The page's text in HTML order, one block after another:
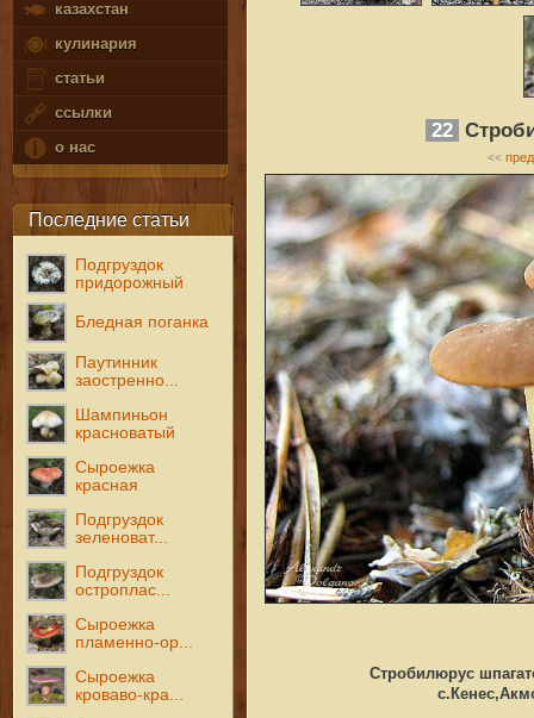
казахстан
кулинария
статьи
ссылки
о нас
Последние статьи
Подгруздок
придорожный
Бледная поганка
Паутинник
заостренно...
Шампиньон
красноватый
Сыроежка
красная
Подгруздок
зеленоват...
Подгруздок
остроплас...
Сыроежка
пламенно-ор...
Сыроежка
кроваво-кра...
22
<<
Стробилюрус